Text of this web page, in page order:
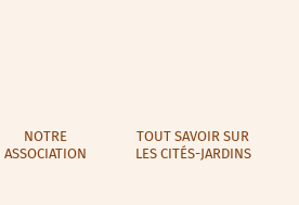
NOTRE
ASSOCIATION
TOUT SAVOIR SUR
LES CITÉS-JARDINS